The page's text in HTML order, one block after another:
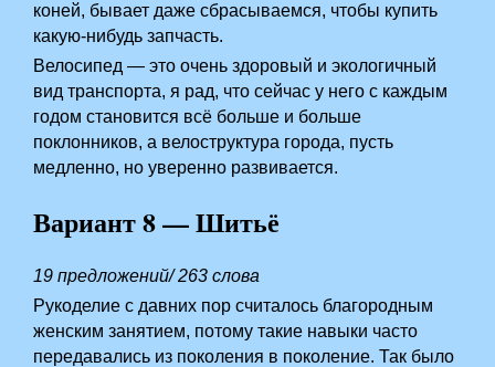
коней, бывает даже сбрасываемся, чтобы купить
какую-нибудь запчасть.
Велосипед — это очень здоровый и экологичный
вид транспорта, я рад, что сейчас у него с каждым
годом становится всё больше и больше
поклонников, а велоструктура города, пусть
медленно, но уверенно развивается.
Вариант 8 — Шитьё
19 предложений/ 263 слова
Рукоделие с давних пор считалось благородным
женским занятием, потому такие навыки часто
передавались из поколения в поколение. Так было